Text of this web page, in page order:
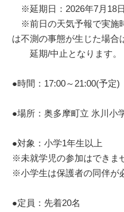
※延期日：2026年7月18
※前日の天気予報で実施
は不測の事態が生じた場合
延期/中止となります。
●時間：17:00～21:00(予定)
●場所：奥多摩町立 氷川小
●対象：小学1年生以上
※未就学児の参加はできま
※小学生は保護者の同伴が
●定員：先着20名